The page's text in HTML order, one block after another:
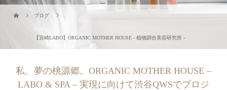
ブログ
【宮崎LABO】ORGANIC MOTHER HOUSE - 植物調合美容研究所 -
私、夢の桃源郷。ORGANIC MOTHER HOUSE –
LABO & SPA – 実現に向けて渋谷QWSでプロジ